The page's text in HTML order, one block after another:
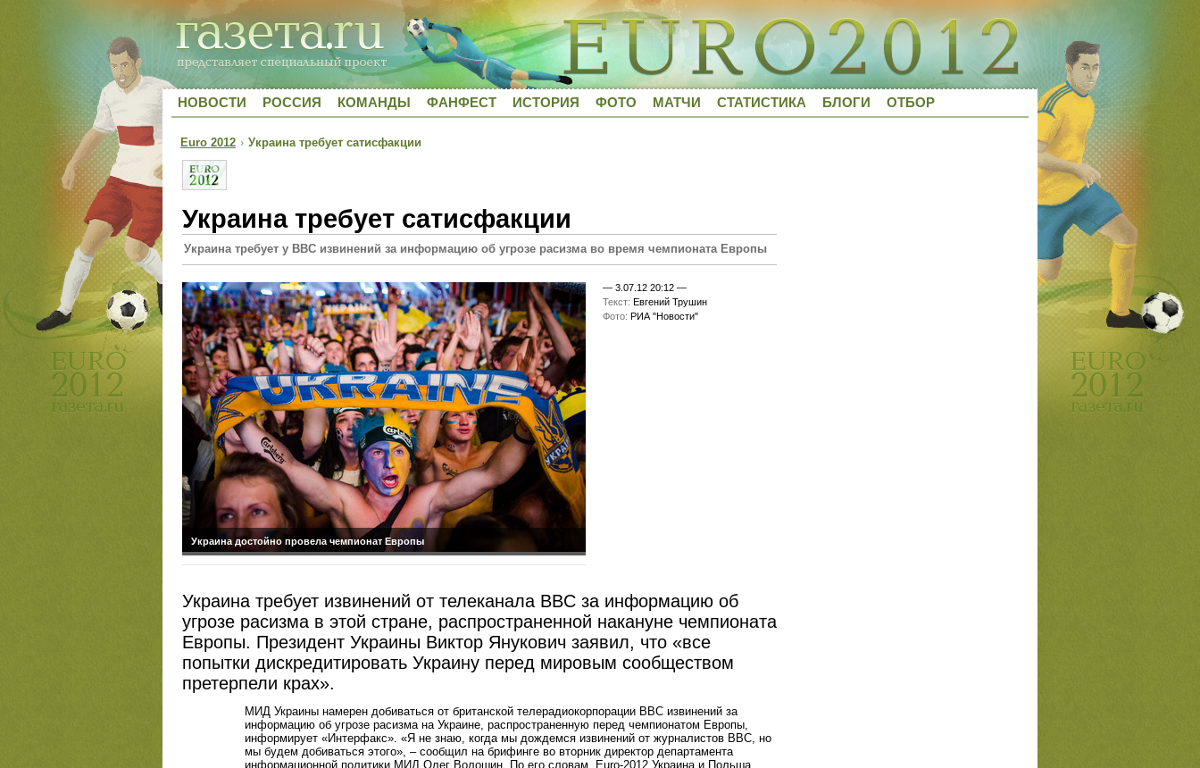
НОВОСТИ РОССИЯ КОМАНДЫ ФАНФЕСТ ИСТОРИЯ ФОТО МАТЧИ СТАТИСТИКА БЛОГИ ОТБОР
Euro 2012 › Украина требует сатисфакции
Украина требует сатисфакции
Украина требует у BBC извинений за информацию об угрозе расизма во время чемпионата Европы
Украина достойно провела чемпионат Европы
— 3.07.12 20:12 —
Текст: Евгений Трушин
Фото: РИА "Новости"
Украина требует извинений от телеканала BBC за информацию об
угрозе расизма в этой стране, распространенной накануне чемпионата
Европы. Президент Украины Виктор Янукович заявил, что «все
попытки дискредитировать Украину перед мировым сообществом
претерпели крах».
МИД Украины намерен добиваться от британской телерадиокорпорации BBC извинений за
информацию об угрозе расизма на Украине, распространенную перед чемпионатом Европы,
информирует «Интерфакс». «Я не знаю, когда мы дождемся извинений от журналистов BBC, но
мы будем добиваться этого», – сообщил на брифинге во вторник директор департамента
информационной политики МИД Олег Волошин. По его словам, Euro-2012 Украина и Польша